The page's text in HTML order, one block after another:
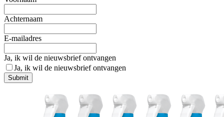
Achternaam
E-mailadres
Ja, ik wil de nieuwsbrief ontvangen
Ja, ik wil de nieuwsbrief ontvangen
Submit